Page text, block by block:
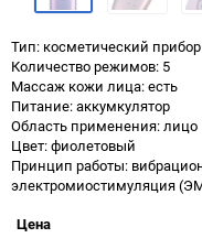
Тип: косметический прибор
Количество режимов: 5
Массаж кожи лица: есть
Питание: аккумкулятор
Область применения: лицо
Цвет: фиолетовый
Принцип работы:
электромиостимуляция
Цена